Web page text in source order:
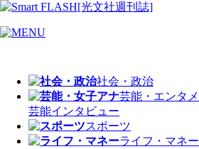
社会・政治
芸能・エンタメ
芸能インタビュー
スポーツ
ライフ・マネー